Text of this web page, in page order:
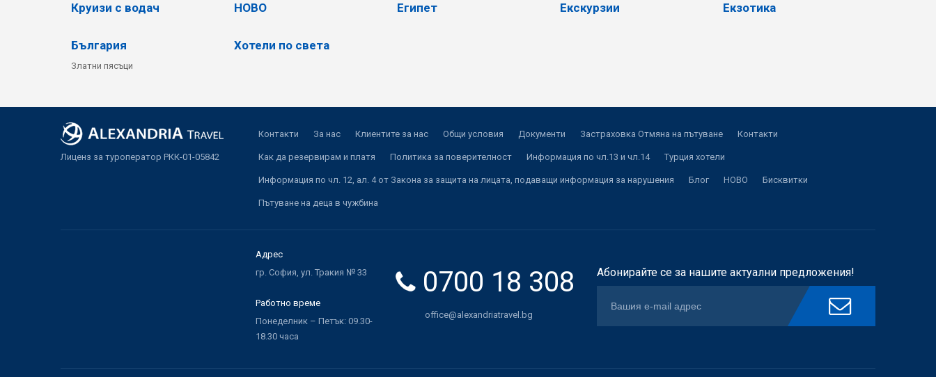
Круизи с водач НОВО Египет Екскурзии Екзотика
България
Златни пясъци
Хотели по света
Лиценз за туроператор РКК-01-05842
Контакти За нас Клиентите за нас Общи условия Документи Застраховка Отмяна на пътуване Контакти
Как да резервирам и платя Политика за поверителност Информация по чл.13 и чл.14 Турция хотели
Информация по чл. 12, ал. 4 от Закона за защита на лицата, подаващи информация за нарушения Блог НОВО Бисквитки
Пътуване на деца в чужбина
Адрес
гр. София, ул. Тракия № 33
Работно време
Понеделник – Петък: 09.30-
18.30 часа
0700 18 308
office@alexandriatravel.bg
Абонирайте се за нашите актуални предложения!